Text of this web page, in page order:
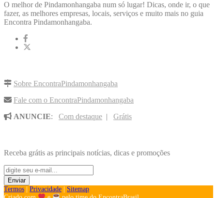
O melhor de Pindamonhangaba num só lugar! Dicas, onde ir, o que
fazer, as melhores empresas, locais, serviços e muito mais no guia
Encontra Pindamonhangaba.
Sobre EncontraPindamonhangaba
Fale com o EncontraPindamonhangaba
ANUNCIE: Com destaque | Grátis
Receba grátis as principais notícias, dicas e promoções
Termos Privacidade
Sitemap